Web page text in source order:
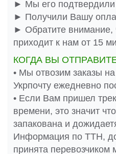
► Мы его подтвердили
► Получили Вашу
► Обратите внимание,
приходит к нам от 15
КОГДА ВЫ
• Мы отвозим заказы
Укрпочту ежедневно
• Если Вам пришел
времени, это значит
запакована и
Информация по ТТН, до
принята перевозчиком